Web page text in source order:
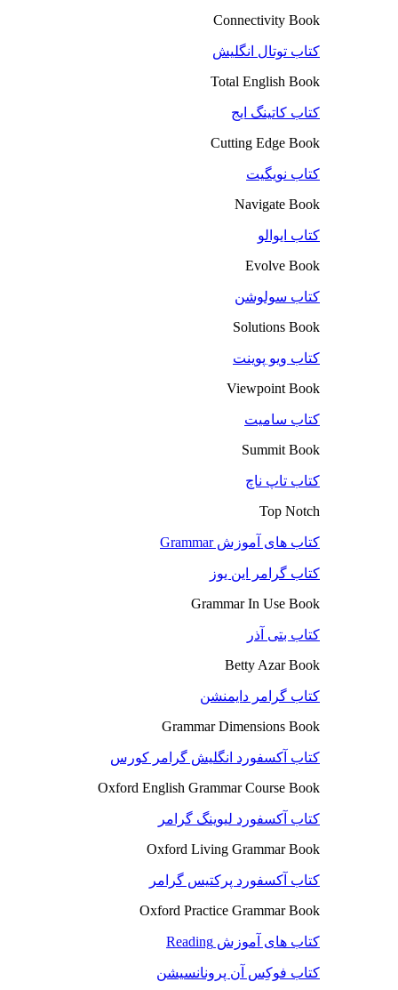
Connectivity Book
کتاب توتال انگلیش
Total English Book
کتاب کاتینگ ایج
Cutting Edge Book
کتاب نویگیت
Navigate Book
کتاب ایوالو
Evolve Book
کتاب سولوشن
Solutions Book
کتاب ویو پوینت
Viewpoint Book
کتاب سامیت
Summit Book
کتاب تاپ ناچ
Top Notch
کتاب های آموزش Grammar
کتاب گرامر این یوز
Grammar In Use Book
کتاب بتی آذر
Betty Azar Book
کتاب گرامر دایمنشن
Grammar Dimensions Book
کتاب آکسفورد انگلیش گرامر کورس
Oxford English Grammar Course Book
کتاب آکسفورد لیوینگ گرامر
Oxford Living Grammar Book
کتاب آکسفورد پرکتیس گرامر
Oxford Practice Grammar Book
کتاب های آموزش Reading
کتاب فوکِس آن پرونانسیشن